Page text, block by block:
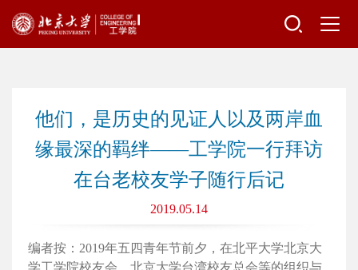
他们，是历史的见证人以及两岸血
缘最深的羁绊——工学院一行拜访
在台老校友学子随行后记
2019.05.14
编者按：2019年五四青年节前夕，在北平大学北京大
学工学院校友会、北京大学台湾校友总会等的组织与